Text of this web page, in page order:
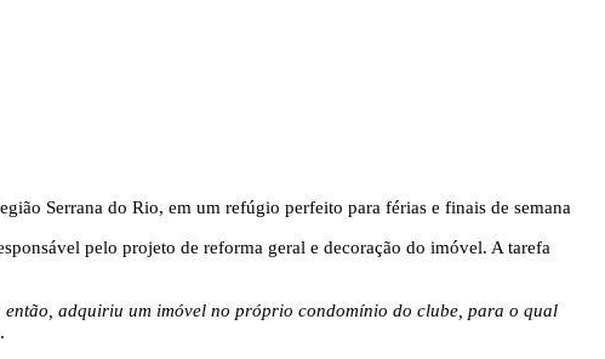
Serrana do Rio, em um refúgio perfeito para férias e finais de semana
pelo projeto de reforma geral e decoração do imóvel. A tarefa
então, adquiriu um imóvel no próprio condomínio do clube, para o qual